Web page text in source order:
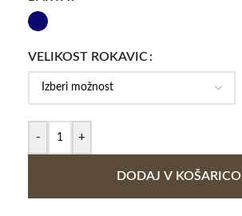
VELIKOST ROKAVIC
- +
DODAJ V KOŠARICO